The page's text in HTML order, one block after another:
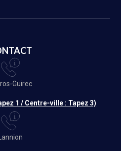
Guirec
1 / Centre-ville : Tapez 3)